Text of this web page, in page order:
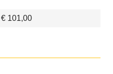
€ 101,00